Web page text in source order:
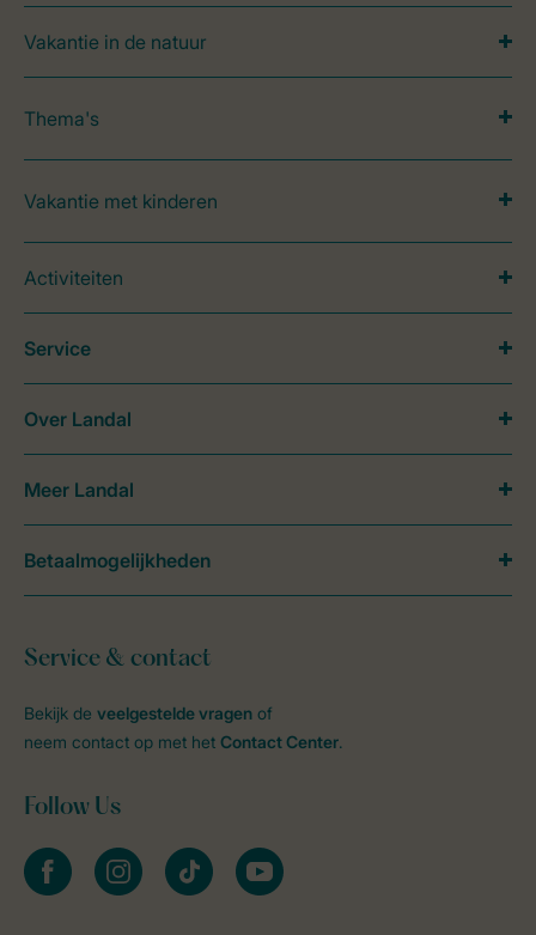
Vakantie in de natuur
Thema's
Vakantie met kinderen
Activiteiten
Service & contact
Bekijk de veelgestelde vragen of
neem contact op met het Contact Center.
Follow Us
facebookinstagramtiktok youtube
Service
Over Landal
Meer Landal
Betaalmogelijkheden